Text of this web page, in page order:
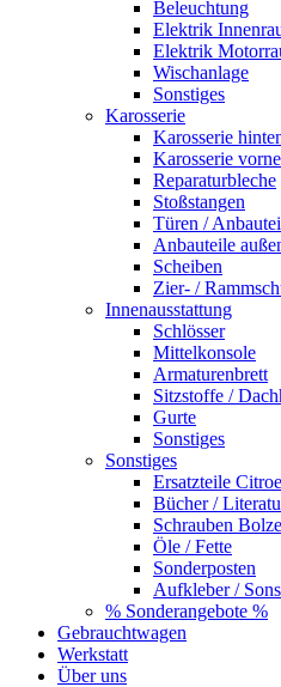
Beleuchtung
Elektrik
Elektrik
Wischanlage
Sonstiges
Karosserie
Karosserie
Karosserie vorne
Reparaturbleche
Stoßstangen
Türen /
Anbauteile
Scheiben
Zier- /
Innenausstattung
Schlösser
Mittelkonsole
Armaturenbrett
Sitzstoffe /
Gurte
Sonstiges
Sonstiges
Ersatzteile
Bücher /
Schrauben
Öle / Fette
Sonderposten
Aufkleber /
% Sonderangebote %
Gebrauchtwagen
Werkstatt
Über uns